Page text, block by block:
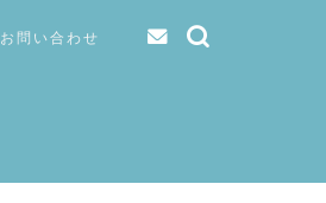
お問い合わせ